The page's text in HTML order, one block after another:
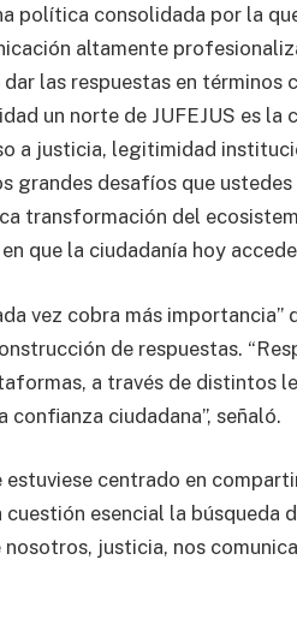
política consolidada por la
altamente
las respuestas en términos
un norte de JUFEJUS es
a justicia, legitimidad
grandes desafíos que
transformación del
que la ciudadanía hoy
vez cobra más importancia”
de respuestas.
a través de distintos
ciudadana”, señaló.
centrado en
esencial la búsqueda
justicia, nos